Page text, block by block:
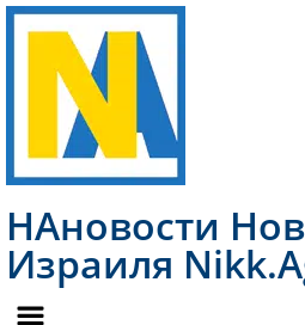
НАновости
Израиля